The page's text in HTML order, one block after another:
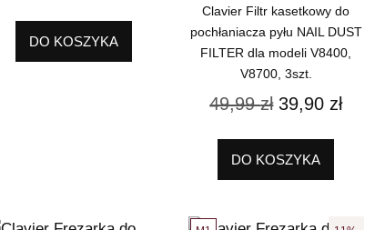
DO KOSZYKA
Clavier Filtr kasetkowy do
pochłaniacza pyłu NAIL DUST
FILTER dla modeli V8400,
V8700, 3szt.
49,99zł 39,90 zł
DO KOSZYKA